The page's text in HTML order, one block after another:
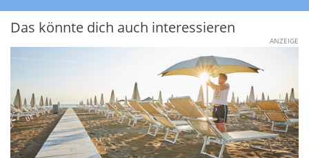
Das könnte dich auch interessieren
ANZEIGE